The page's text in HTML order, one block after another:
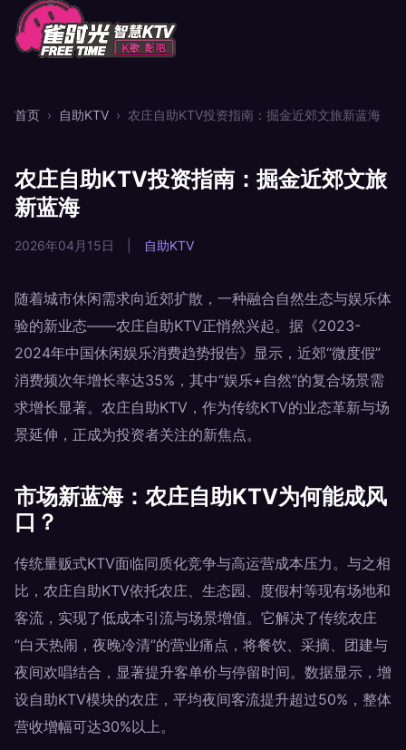
首页 › 自助KTV › 农庄自助KTV投资指南：掘金近郊文旅新蓝海
农庄自助KTV投资指南：掘金近郊文旅
新蓝海
2026年04月15日 自助KTV
随着城市休闲需求向近郊扩散，一种融合自然生态与娱乐体
验的新业态——农庄自助KTV正悄然兴起。据《2023-
2024年中国休闲娱乐消费趋势报告》显示，近郊“微度假”
消费频次年增长率达35%，其中“娱乐+自然”的复合场景需
求增长显著。农庄自助KTV，作为传统KTV的业态革新与场
景延伸，正成为投资者关注的新焦点。
市场新蓝海：农庄自助KTV为何能成风
口？
传统量贩式KTV面临同质化竞争与高运营成本压力。与之相
比，农庄自助KTV依托农庄、生态园、度假村等现有场地和
客流，实现了低成本引流与场景增值。它解决了传统农庄
“白天热闹，夜晚冷清”的营业痛点，将餐饮、采摘、团建与
夜间欢唱结合，显著提升客单价与停留时间。数据显示，增
设自助KTV模块的农庄，平均夜间客流提升超过50%，整体
营收增幅可达30%以上。